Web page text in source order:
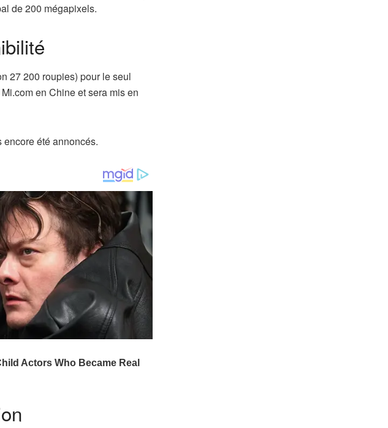
de 200 mégapixels.
27 200 roupies) pour le seul
en Chine et sera mis en
été annoncés.